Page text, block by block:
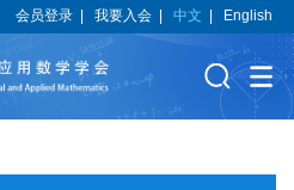
会员登录 |我要入会 |中文 English